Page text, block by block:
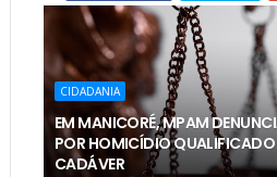
CIDADANIA
EM MANICORÉ, MPAM
POR HOMICÍDIO
CADÁVER